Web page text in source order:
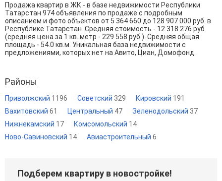
Продажа квартир в ЖК - в базе недвижимости Республики
Татарстан 974 объявления по продаже с подробным
описанием и фото объектов от 5 364 660 до 128 907 000 руб. в
Республике Татарстан. Средняя стоимость - 12 318 276 руб.
(средняя цена за 1 кв. метр - 229 558 руб.). Средняя общая
площадь - 54.0 кв.м. Уникальная база недвижимости с
предложениями, которых нет на Авито, Циан, Домофонд.
Районы
Приволжский 1196 Советский 329 Кировский 191
Вахитовский 61 Центральный 47 Зеленодольский 37
Нижнекамский 17 Комсомольский 14
Ново-Савиновский 14 Авиастроительный 6
Подберем квартиру в новостройке!